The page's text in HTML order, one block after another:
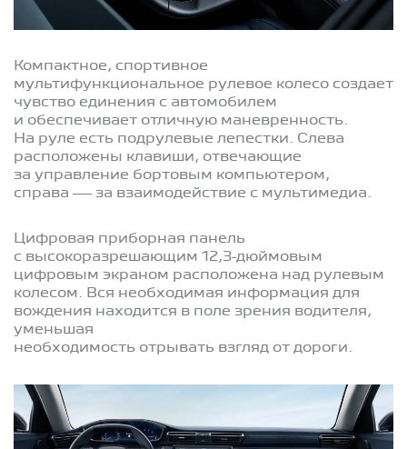
Компактное, спортивное
мультифункциональное рулевое колесо создает
чувство единения с автомобилем
и обеспечивает отличную маневренность.
На руле есть подрулевые лепестки. Слева
расположены клавиши, отвечающие
за управление бортовым компьютером,
справа — за взаимодействие с мультимедиа.
Цифровая приборная панель
с высокоразрешающим 12,3-дюймовым
цифровым экраном расположена над рулевым
колесом. Вся необходимая информация для
вождения находится в поле зрения водителя,
уменьшая
необходимость отрывать взгляд от дороги.